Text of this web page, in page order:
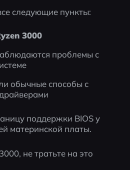
следующие пункты:
3000
проблемы с
обычные способы с
поддержки BIOS у
материнской платы.
не тратьте на это